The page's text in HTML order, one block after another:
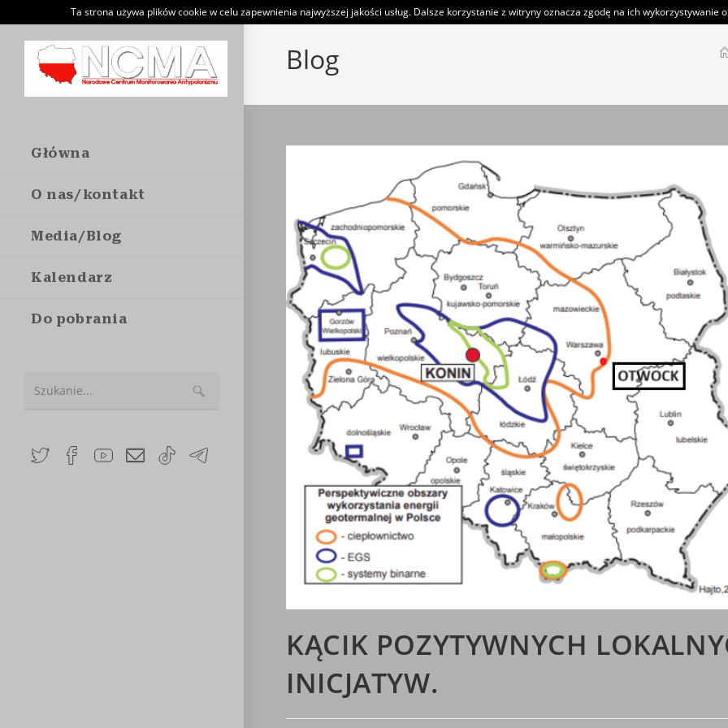
Skip
to
Główna
O nas/kontakt
Media/Blog
Kalendarz
Do pobrania
Blog
KĄCIK POZYTYWNYCH
INICJATYW.
Ta strona używa plików cookie w celu zapewnienia najwyższej jakości usług. Dalsze korzystanie z witryny oznacza zgodę na ich wykorzystywanie